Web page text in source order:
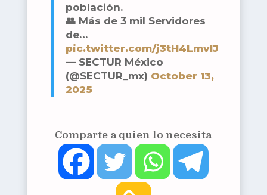
población.
👥 Más de 3 mil Servidores
de…
pic.twitter.com/j3tH4LmvIJ
— SECTUR México
(@SECTUR_mx) October 13,
2025
Comparte a quien lo necesita